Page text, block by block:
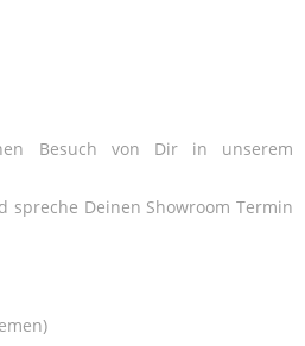
Besuch von Dir in unserem
spreche Deinen Showroom Termin